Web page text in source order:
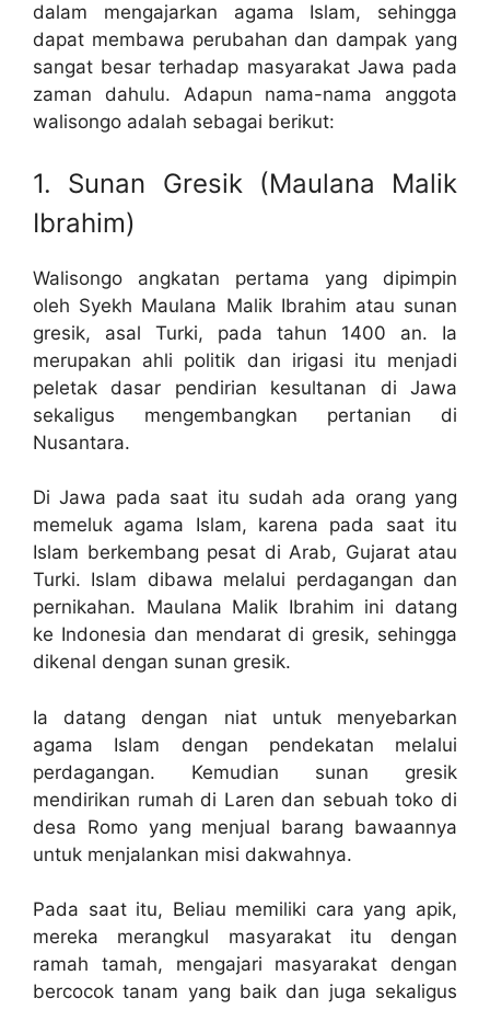
dalam mengajarkan agama Islam, sehingga
dapat membawa perubahan dan dampak yang
sangat besar terhadap masyarakat Jawa pada
zaman dahulu. Adapun nama-nama anggota
walisongo adalah sebagai berikut:
1. Sunan Gresik (Maulana Malik
Ibrahim)
Walisongo angkatan pertama yang dipimpin
oleh Syekh Maulana Malik Ibrahim atau sunan
gresik, asal Turki, pada tahun 1400 an. Ia
merupakan ahli politik dan irigasi itu menjadi
peletak dasar pendirian kesultanan di Jawa
sekaligus mengembangkan pertanian di
Nusantara.
Di Jawa pada saat itu sudah ada orang yang
memeluk agama Islam, karena pada saat itu
Islam berkembang pesat di Arab, Gujarat atau
Turki. Islam dibawa melalui perdagangan dan
pernikahan. Maulana Malik Ibrahim ini datang
ke Indonesia dan mendarat di gresik, sehingga
dikenal dengan sunan gresik.
Ia datang dengan niat untuk menyebarkan
agama Islam dengan pendekatan melalui
perdagangan. Kemudian sunan gresik
mendirikan rumah di Laren dan sebuah toko di
desa Romo yang menjual barang bawaannya
untuk menjalankan misi dakwahnya.
Pada saat itu, Beliau memiliki cara yang apik,
mereka merangkul masyarakat itu dengan
ramah tamah, mengajari masyarakat dengan
bercocok tanam yang baik dan juga sekaligus